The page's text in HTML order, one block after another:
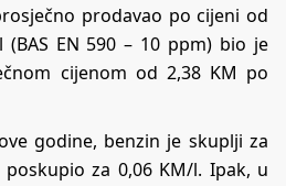
prodavao po cijeni od
EN 590 – 10 ppm) bio je
cijenom od 2,38 KM po
godine, benzin je skuplji za
za 0,06 KM/l. Ipak, u